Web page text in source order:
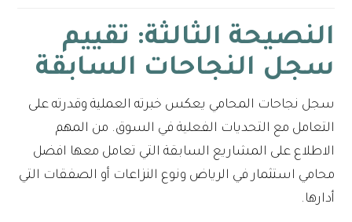
النصيحة الثالثة: تقييم
سجل النجاحات السابقة
سجل نجاحات المحامي يعكس خبرته العملية وقدرته على
التعامل مع التحديات الفعلية في السوق. من المهم
الاطلاع على المشاريع السابقة التي تعامل معها افضل
محامي استثمار في الرياض ونوع النزاعات أو الصفقات التي
أدارها.